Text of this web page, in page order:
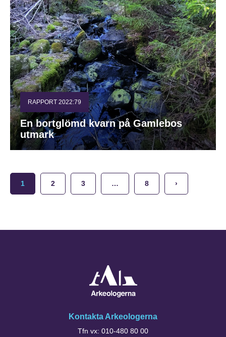
RAPPORT 2022:79
En bortglömd kvarn på Gamlebos
utmark
1 2 3 … 8 ›
Kontakta Arkeologerna
Tfn vx: 010-480 80 00